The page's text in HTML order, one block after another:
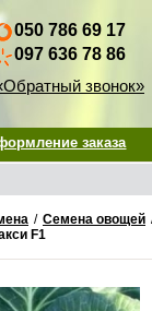
050 786 69 17
097 636 78 86
звонок»
заказа
/ Семена овощей
F1